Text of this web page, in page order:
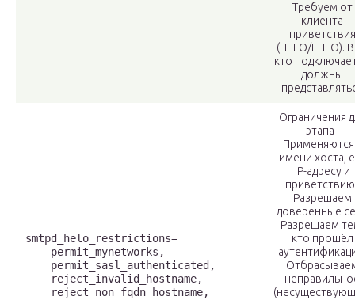
Требуем от
клиента
приветствия
(HELO/EHLO).
кто
должны
smtpd_helo_restrictions=
    permit_mynetworks,
    permit_sasl_authenticated,
    reject_invalid_hostname,
    reject_non_fqdn_hostname,
Ограничения
этапа .
Применяются
имени хоста,
IP-адресу и
Разрешаем
доверенные
Разрешаем
кто прошёл